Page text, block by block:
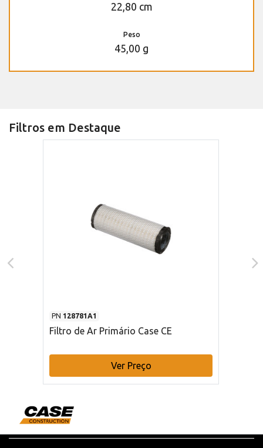
22,80 cm
Peso
45,00 g
Filtros em Destaque
PN 128781A1
Filtro de Ar Primário Case CE
Ver Preço